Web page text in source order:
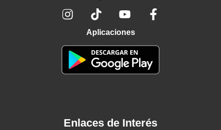
Aplicaciones
Enlaces de Interés